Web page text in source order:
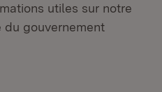
utiles sur notre
gouvernement